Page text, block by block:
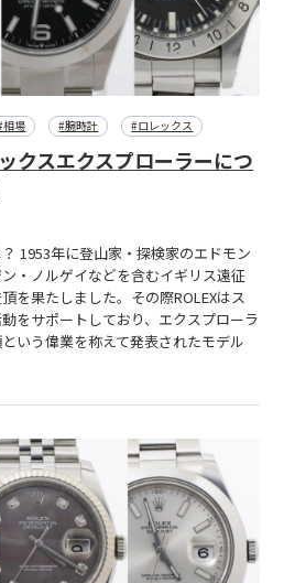
相場 #腕時計 #ロレックス
クスエクスプローラーにつ
1953年に登山家・探検家のエドモン
・ノルゲイなどを含むイギリス遠征
を果たしました。その際ROLEXはス
をサポートしており、エクスプローラ
いう偉業を称えて発表されたモデル